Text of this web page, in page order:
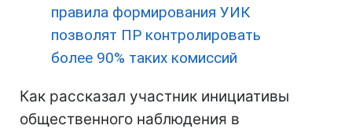
правила формирования УИК
позволят ПР контролировать
более 90% таких комиссий
Как рассказал участник инициативы
общественного наблюдения в